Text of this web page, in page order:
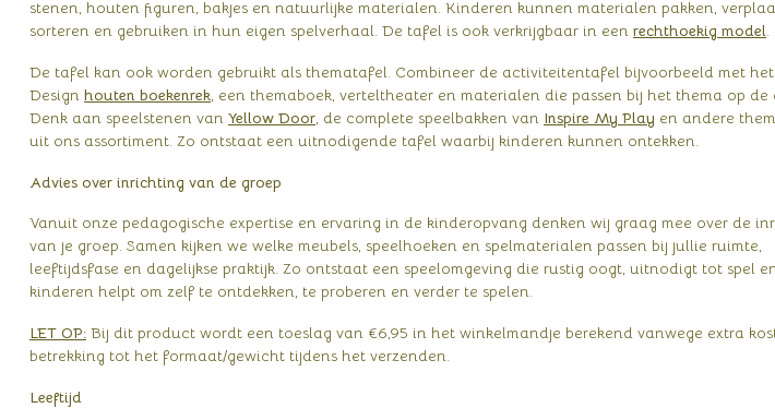
stenen, houten figuren, bakjes en natuurlijke materialen. Kinderen kunnen materialen pakken,
sorteren en gebruiken in hun eigen spelverhaal. De tafel is ook verkrijgbaar in een rechthoekig model.
De tafel kan ook worden gebruikt als thematafel. Combineer de activiteitentafel bijvoorbeeld met
Design houten boekenrek, een themaboek, verteltheater en materialen die passen bij het thema op de
Denk aan speelstenen van Yellow Door, de complete speelbakken van Inspire My Play en andere
uit ons assortiment. Zo ontstaat een uitnodigende tafel waarbij kinderen kunnen ontekken.
Advies over inrichting van de groep
Vanuit onze pedagogische expertise en ervaring in de kinderopvang denken wij graag mee over de
van je groep. Samen kijken we welke meubels, speelhoeken en spelmaterialen passen bij jullie ruimte,
leeftijdsfase en dagelijkse praktijk. Zo ontstaat een speelomgeving die rustig oogt, uitnodigt tot spel
kinderen helpt om zelf te ontdekken, te proberen en verder te spelen.
LET OP: Bij dit product wordt een toeslag van €6,95 in het winkelmandje berekend vanwege extra
betrekking tot het formaat/gewicht tijdens het verzenden.
Leeftijd